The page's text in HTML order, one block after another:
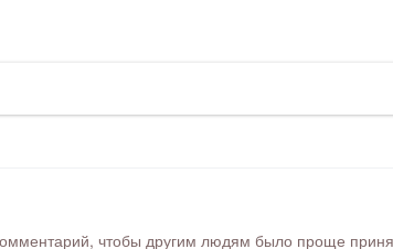
чтобы другим людям было проще